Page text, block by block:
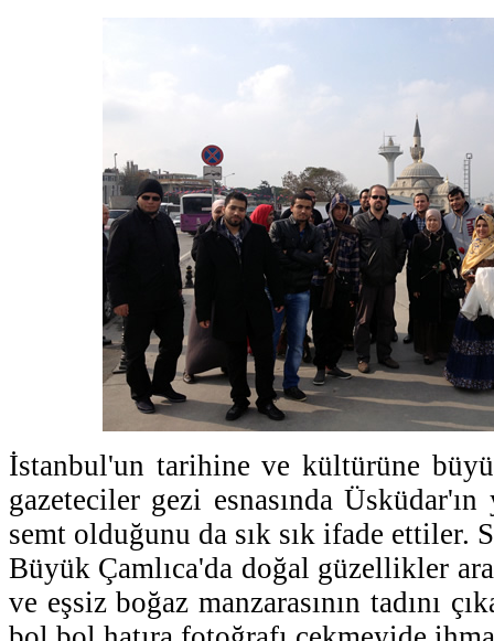
İstanbul'un tarihine ve kültürüne
gazeteciler gezi esnasında
semt olduğunu da sık sık ifade ettiler.
Büyük Çamlıca'da doğal güzellikler
ve eşsiz boğaz manzarasının tadını